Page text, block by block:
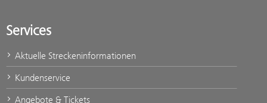
Services
Aktuelle Streckeninformationen
Kundenservice
Angebote & Tickets